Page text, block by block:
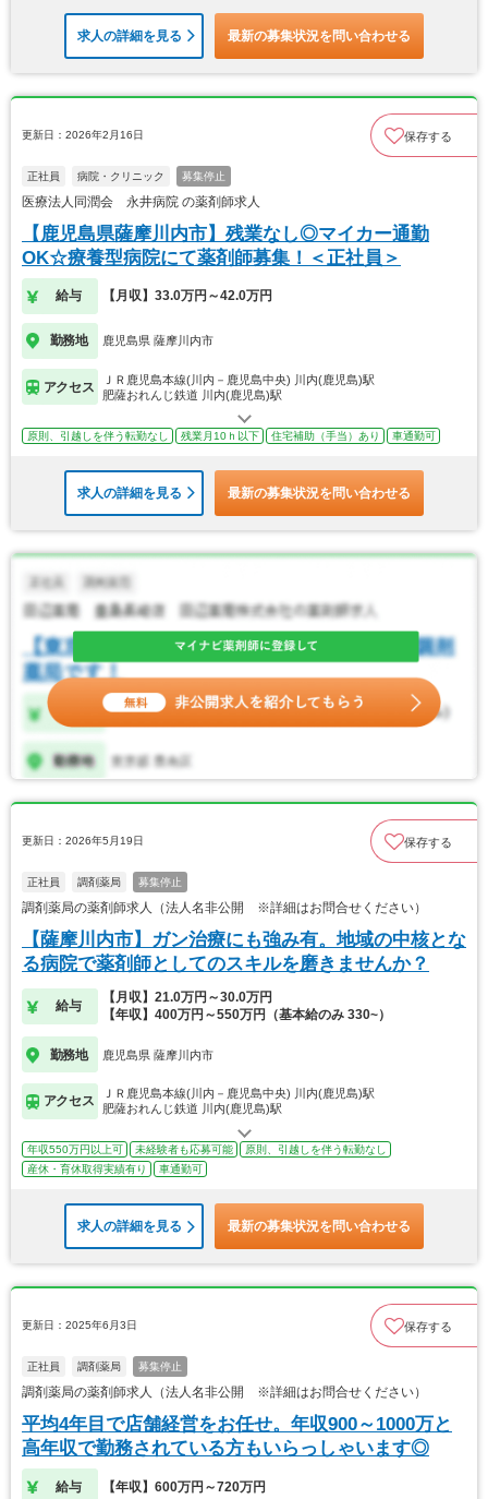
求人の詳細を見る 最新の募集状況を問い合わせる
更新日：2026年2月16日 保存する
正社員 病院・クリニック 募集停止
医療法人同潤会 永井病院 の薬剤師求人
【鹿児島県薩摩川内市】残業なし◎マイカー通勤
OK☆療養型病院にて薬剤師募集！＜正社員＞
給与 【月収】33.0万円～42.0万円
勤務地 鹿児島県 薩摩川内市
アクセス
ＪＲ鹿児島本線(川内－鹿児島中央) 川内(鹿児島)駅
肥薩おれんじ鉄道 川内(鹿児島)駅
原則、引越しを伴う転勤なし 残業月10ｈ以下 住宅補助（手当）あり 車通勤可
求人の詳細を見る 最新の募集状況を問い合わせる
更新日：2026年5月19日 保存する
正社員 調剤薬局 募集停止
調剤薬局の薬剤師求人（法人名非公開 ※詳細はお問合せください）
【薩摩川内市】ガン治療にも強み有。地域の中核とな
る病院で薬剤師としてのスキルを磨きませんか？
給与
【月収】21.0万円～30.0万円
【年収】400万円～550万円（基本給のみ 330~）
勤務地 鹿児島県 薩摩川内市
アクセス
ＪＲ鹿児島本線(川内－鹿児島中央) 川内(鹿児島)駅
肥薩おれんじ鉄道 川内(鹿児島)駅
年収550万円以上可 未経験者も応募可能
原則、引越しを伴う転勤なし
産休・育休取得実績有り
車通勤可
求人の詳細を見る 最新の募集状況を問い合わせる
更新日：2025年6月3日 保存する
正社員 調剤薬局 募集停止
調剤薬局の薬剤師求人（法人名非公開 ※詳細はお問合せください）
平均4年目で店舗経営をお任せ。年収900～1000万と
高年収で勤務されている方もいらっしゃいます◎
給与 【年収】600万円～720万円